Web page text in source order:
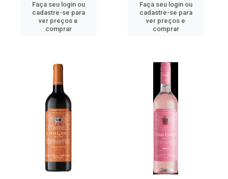
Faça seu login ou
cadastre-se para
ver preços e
comprar
Faça seu login ou
cadastre-se para
ver preços e
comprar